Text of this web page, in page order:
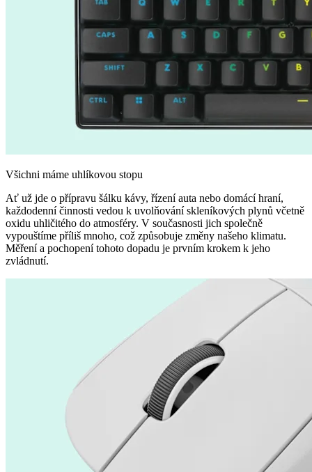
Všichni máme uhlíkovou stopu
Ať už jde o přípravu šálku kávy, řízení auta nebo domácí hraní,
každodenní činnosti vedou k uvolňování skleníkových plynů včetně
oxidu uhličitého do atmosféry. V současnosti jich společně
vypouštíme příliš mnoho, což způsobuje změny našeho klimatu.
Měření a pochopení tohoto dopadu je prvním krokem k jeho
zvládnutí.